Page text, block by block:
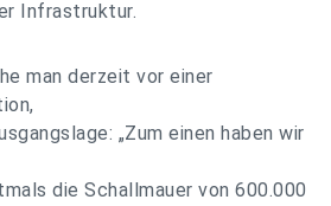
Infrastruktur.
man derzeit vor einer
„Zum einen haben wir
die Schallmauer von 600.000